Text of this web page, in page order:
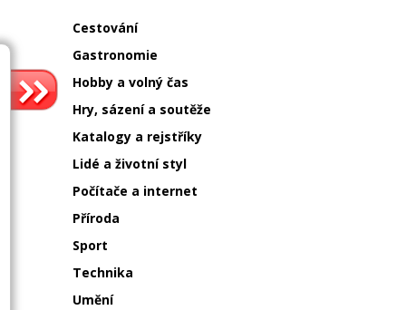
Cestování
Gastronomie
Hobby a volný čas
Hry, sázení a soutěže
Katalogy a rejstříky
Lidé a životní styl
Počítače a internet
Příroda
Sport
Technika
Umění